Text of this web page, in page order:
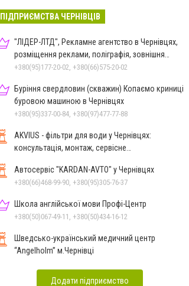
ПІДПРИЄМСТВА ЧЕРНІВЦІВ
"ЛІДЕР-ЛТД", Рекламне агентство в Чернівцях,
розміщення реклами, поліграфія, зовнішня
реклама
+380(95)177-20-02, +380(66)575-20-02
Буріння свердловин (скважин) Копаємо криниці
буровою машиною в Чернівцях
+380(95)337-00-84, +380(97)477-77-88
AKVIUS - фільтри для води у Чернівцях:
консультація, монтаж, сервісне
Автосервіс "KARDAN-AVTO" у Чернівцях
+380(66)468-99-90, +380(95)305-76-37
Школа англійської мови Профі-Центр
+380(50)067-49-11, +380(50)434-16-12
Шведсько-український медичний центр
“Angelholm” м.Чернівці
Додати підприємство